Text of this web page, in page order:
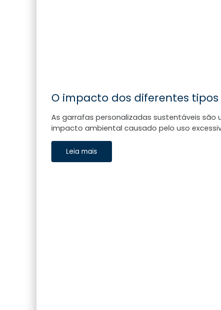
O impacto dos diferentes
As garrafas personalizadas sustentáveis são
impacto ambiental causado pelo uso
Leia mais